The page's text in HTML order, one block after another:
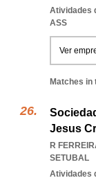
Atividades
ASS
Ver
Matches in
Jesus
R
SETUBAL
Atividades